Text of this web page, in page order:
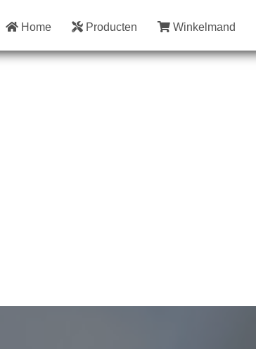
Home Producten Winkelmand